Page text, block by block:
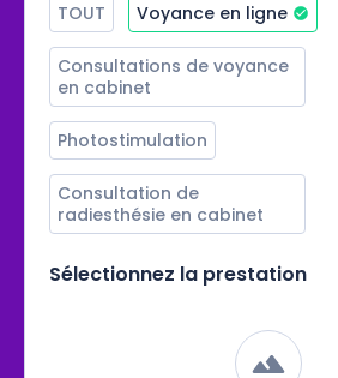
TOUT Voyance en ligne
Consultations de voyance
en cabinet
Photostimulation
Consultation de
radiesthésie en cabinet
Sélectionnez la prestation